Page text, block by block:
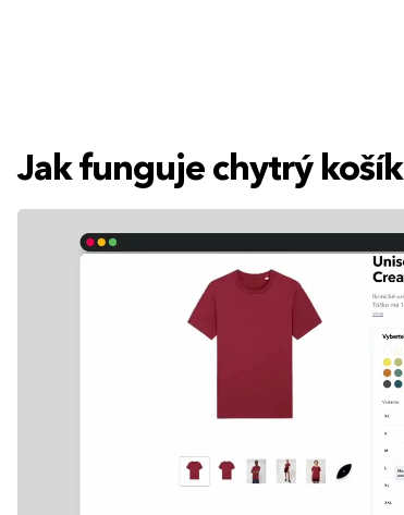
Jak funguje chytrý košík